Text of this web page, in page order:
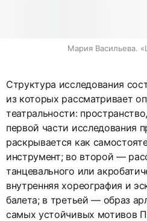
Мария Васильева.
Структура исследования
из которых рассматривает
театральности:
первой части исследования
раскрывается как
инструмент; во второй —
танцевального или
внутренняя хореография и
балета; в третьей — образ
самых устойчивых мотивов